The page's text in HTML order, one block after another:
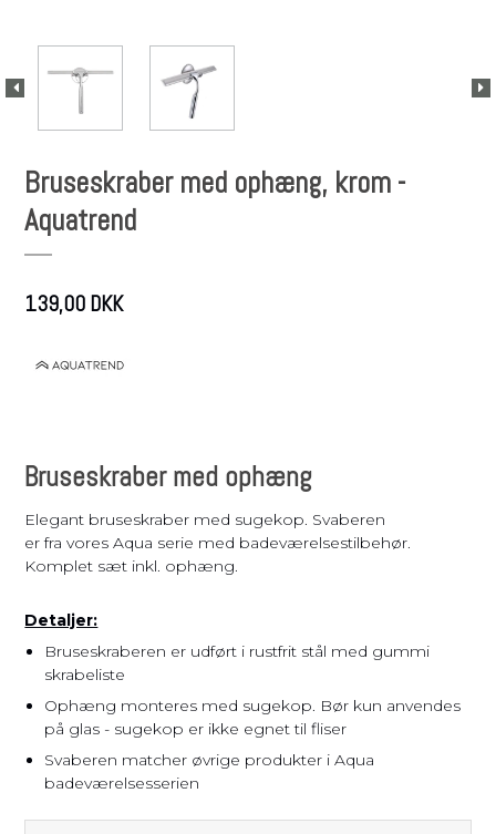
Bruseskraber med ophæng, krom -
Aquatrend
139,00 DKK
Bruseskraber med ophæng
Elegant bruseskraber med sugekop. Svaberen
er fra vores Aqua serie med badeværelsestilbehør.
Komplet sæt inkl. ophæng.
Detaljer:
Bruseskraberen er udført i rustfrit stål med gummi
skrabeliste
Ophæng monteres med sugekop. Bør kun anvendes
på glas - sugekop er ikke egnet til fliser
Svaberen matcher øvrige produkter i Aqua
badeværelsesserien